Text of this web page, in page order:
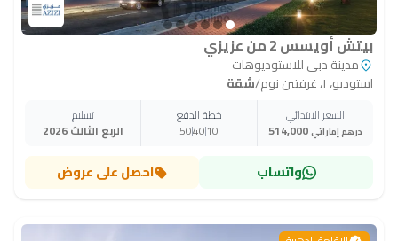
بيتش أويسس 2 من عزيزي
مدينة دبي للاستوديوهات
استوديو، ١، غرفتين نوم
/شقة
السعر الابتدائي
514,000درهم إماراتي
خطة الدفع
10
40
50
تسليم
الربع الثالث 2026
واتساب احصل على عروض